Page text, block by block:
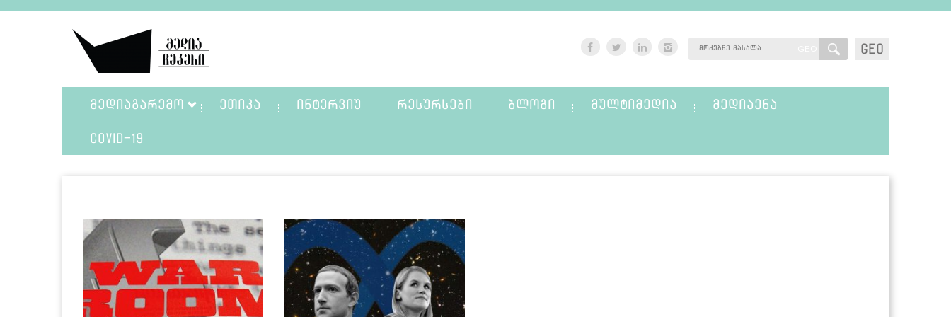
GEO
ᲛᲔᲓᲘᲐᲒᲐᲠᲔᲛᲝ ᲔᲗᲘᲙᲐ ᲘᲜᲢᲔᲠᲕᲘᲣ ᲠᲔᲡᲣᲠᲡᲔᲑᲘ ᲑᲚᲝᲒᲘ ᲛᲣᲚᲢᲘᲛᲔᲓᲘᲐ ᲛᲔᲓᲘᲐᲔᲜᲐ
COVID-19